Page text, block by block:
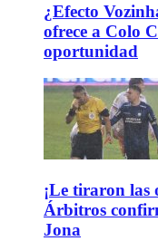
¿Efecto
ofrece a Colo
oportunidad
¡Le tiraron las
Árbitros
Jona